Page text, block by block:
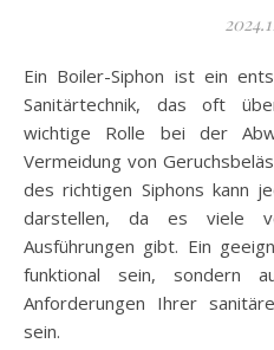
Ein Boiler-Siphon ist ein entscheidendes Element in der
Sanitärtechnik, das oft
wichtige Rolle bei der
Vermeidung von
des richtigen Siphons kann
darstellen, da es viele
Ausführungen gibt. Ein
funktional sein, sondern
Anforderungen Ihrer
sein.